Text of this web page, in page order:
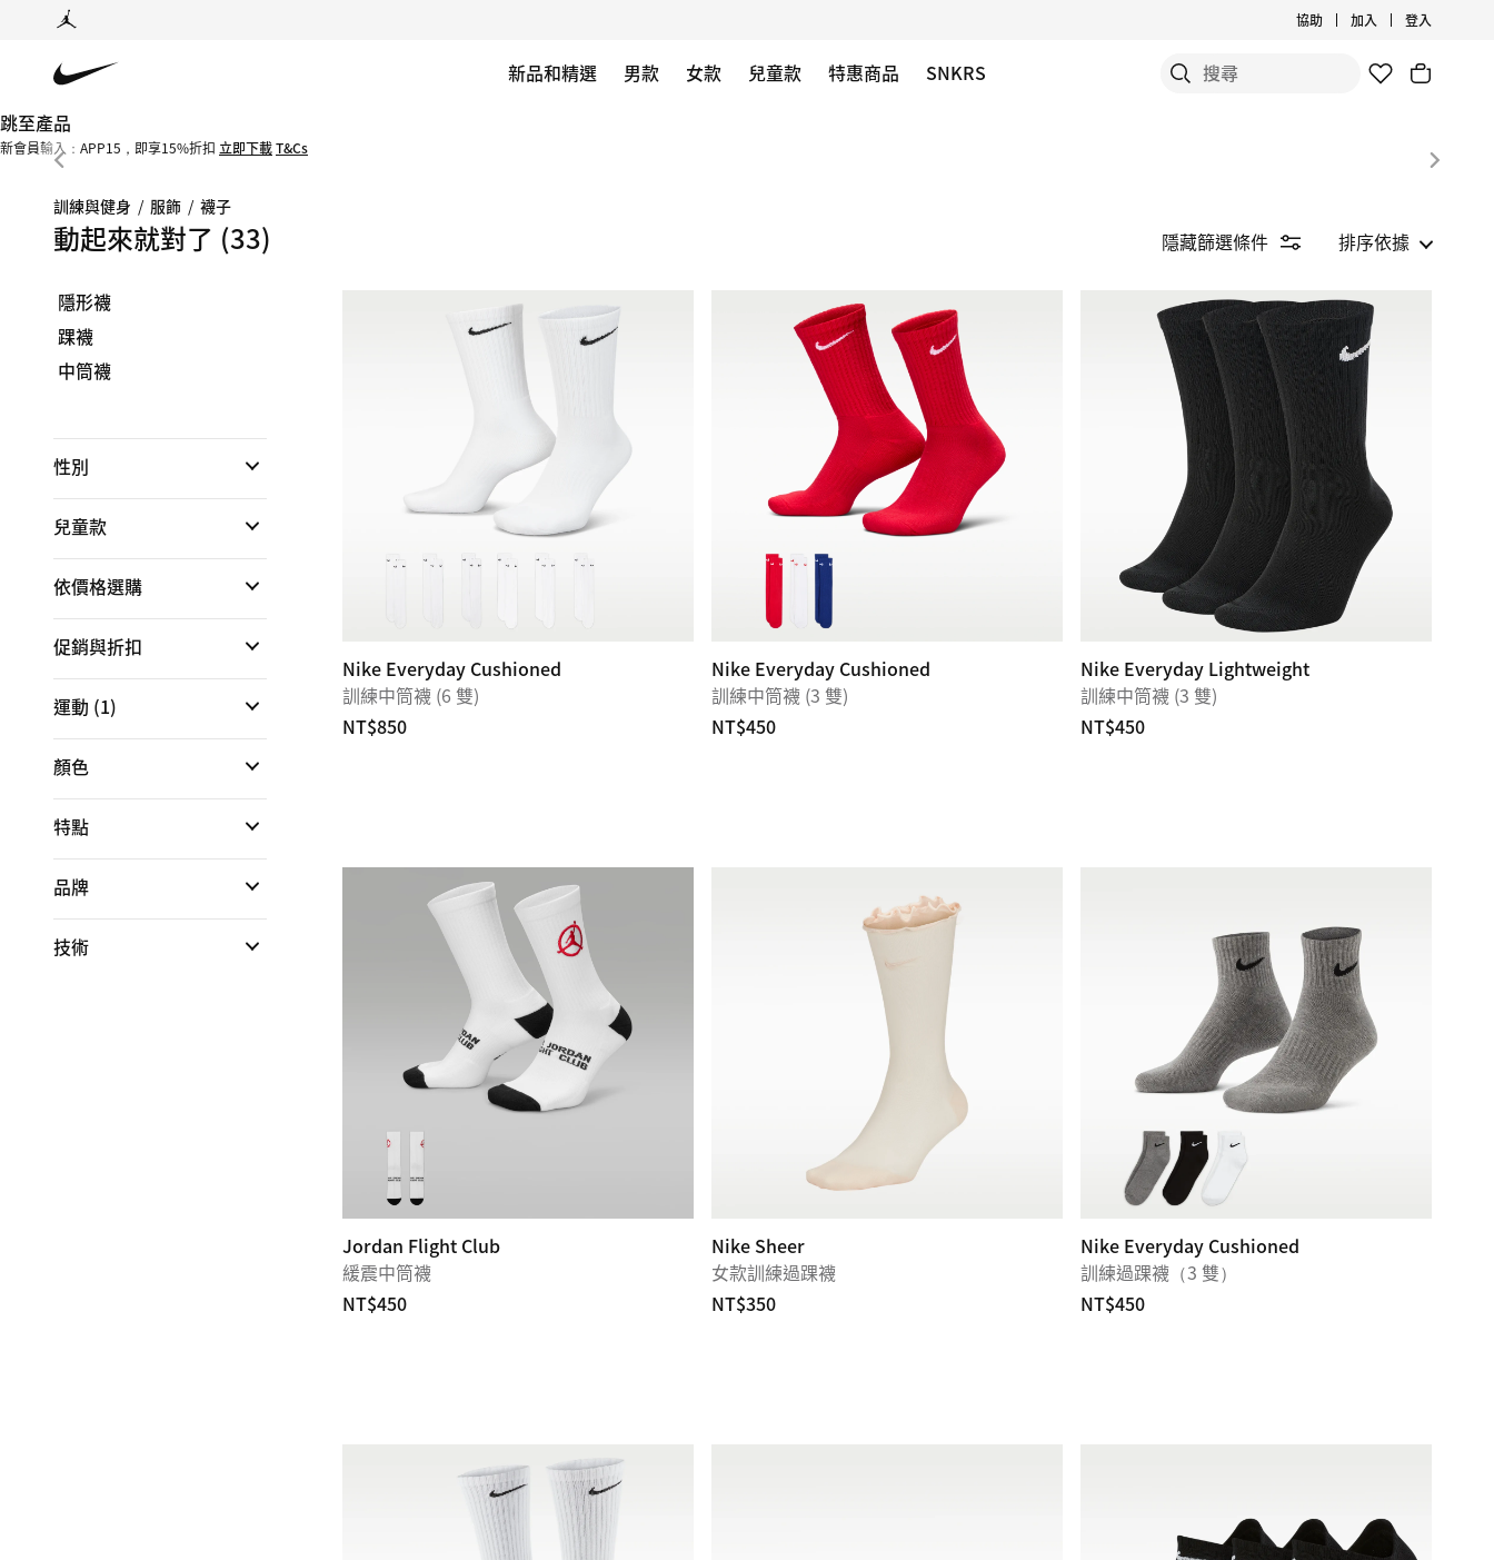
協助 加入 登入
新品和精選 男款 女款 兒童款 特惠商品
SNKRS
跳至產品
新會員輸入：APP15，即享15%折扣 立即下載T&Cs
訓練與健身 / 服飾 / 襪子
動起來就對了 (33) 隱藏篩選條件 排序依據
隱形襪
踝襪
中筒襪
性別
兒童款
依價格選購
促銷與折扣
運動 (1)
顏色
特點
品牌
技術
Nike Everyday Cushioned
訓練中筒襪 (6 雙)
NT$850
Nike Everyday Cushioned
訓練中筒襪 (3 雙)
NT$450
Nike Everyday Lightweight
訓練中筒襪 (3 雙)
NT$450
Jordan Flight Club
緩震中筒襪
NT$450
Nike Sheer
女款訓練過踝襪
NT$350
Nike Everyday Cushioned
訓練過踝襪（3 雙）
NT$450